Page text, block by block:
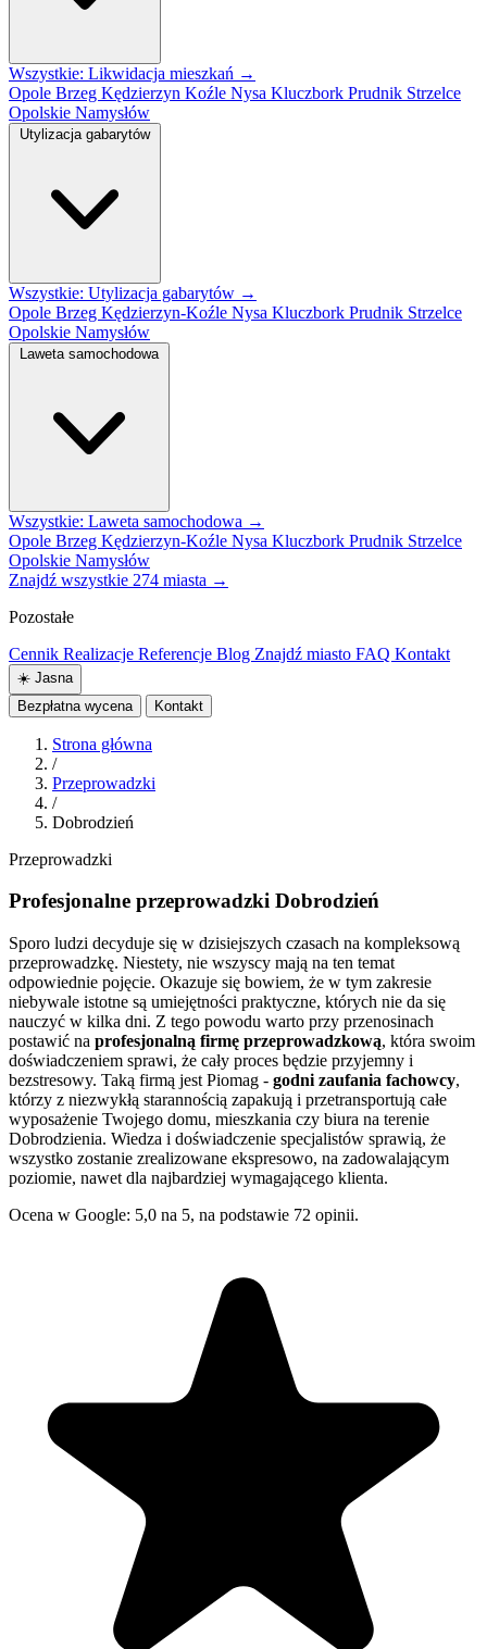
Wszystkie: Likwidacja mieszkań →
Opole Brzeg Kędzierzyn Koźle Nysa Kluczbork Prudnik Strzelce
Opolskie Namysłów
Utylizacja gabarytów
Wszystkie: Utylizacja gabarytów →
Opole Brzeg Kędzierzyn-Koźle Nysa Kluczbork Prudnik Strzelce
Opolskie Namysłów
Laweta samochodowa
Wszystkie: Laweta samochodowa →
Opole Brzeg Kędzierzyn-Koźle Nysa Kluczbork Prudnik Strzelce
Opolskie Namysłów
Znajdź wszystkie 274 miasta →
Pozostałe
Cennik Realizacje Referencje Blog Znajdź miasto FAQ Kontakt
☀️ Jasna
Bezpłatna wycena
Kontakt
Strona główna
/
Przeprowadzki
/
Dobrodzień
Przeprowadzki
Profesjonalne przeprowadzki Dobrodzień
Sporo ludzi decyduje się w dzisiejszych czasach na kompleksową
przeprowadzkę. Niestety, nie wszyscy mają na ten temat
odpowiednie pojęcie. Okazuje się bowiem, że w tym zakresie
niebywale istotne są umiejętności praktyczne, których nie da się
nauczyć w kilka dni. Z tego powodu warto przy przenosinach
postawić na profesjonalną firmę przeprowadzkową, która swoim
doświadczeniem sprawi, że cały proces będzie przyjemny i
bezstresowy. Taką firmą jest Piomag - godni zaufania fachowcy,
którzy z niezwykłą starannością zapakują i przetransportują całe
wyposażenie Twojego domu, mieszkania czy biura na terenie
Dobrodzienia. Wiedza i doświadczenie specjalistów sprawią, że
wszystko zostanie zrealizowane ekspresowo, na zadowalającym
poziomie, nawet dla najbardziej wymagającego klienta.
Ocena w Google: 5,0 na 5, na podstawie 72 opinii.